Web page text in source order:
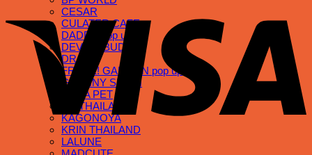
CESAR
CULATER CAFE
DADDY pop up
DEVICE BUDDY
DR.BIO
FRANK! GARCON pop up
GRANNY SMITH
HANA PET
HY THAILAND
KAGONOYA
KRIN THAILAND
LALUNE